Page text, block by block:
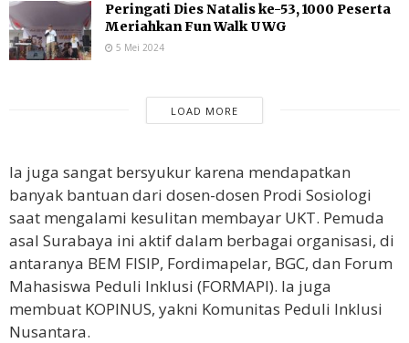
Peringati Dies Natalis ke-53, 1000 Peserta
Meriahkan Fun Walk UWG
5 Mei 2024
LOAD MORE
Ia juga sangat bersyukur karena mendapatkan
banyak bantuan dari dosen-dosen Prodi Sosiologi
saat mengalami kesulitan membayar UKT. Pemuda
asal Surabaya ini aktif dalam berbagai organisasi, di
antaranya BEM FISIP, Fordimapelar, BGC, dan Forum
Mahasiswa Peduli Inklusi (FORMAPI). Ia juga
membuat KOPINUS, yakni Komunitas Peduli Inklusi
Nusantara.